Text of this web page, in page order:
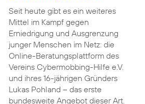
Seit heute gibt es ein weiteres
Mittel im Kampf gegen
Erniedrigung und Ausgrenzung
junger Menschen im Netz: die
Online-Beratungsplattform des
Vereins Cybermobbing-Hilfe e.V.
und ihres 16-jährigen Gründers
Lukas Pohland – das erste
bundesweite Angebot dieser Art.